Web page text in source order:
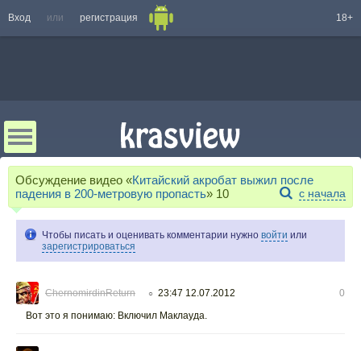
Вход или регистрация 18+
Обсуждение видео «Китайский акробат выжил после
падения в 200-метровую пропасть» 10 с начала
Чтобы писать и оценивать комментарии нужно войти или
зарегистрироваться
ChernomirdinReturn ○ 23:47 12.07.2012
0
Вот это я понимаю: Включил Маклауда.